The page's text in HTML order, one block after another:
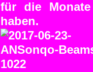
für die
haben.